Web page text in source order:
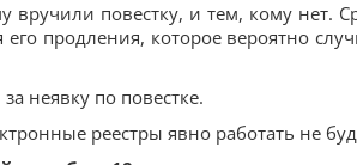
вручили повестку, и тем, кому нет.
продления, которое вероятно
неявку по повестке.
реестры явно работать не